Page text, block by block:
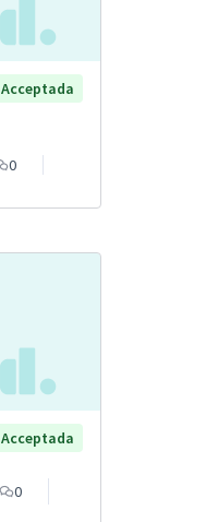
Acceptada
0
Acceptada
0